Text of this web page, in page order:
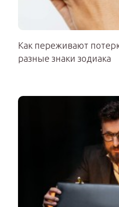
Как переживают
разные знаки зодиака